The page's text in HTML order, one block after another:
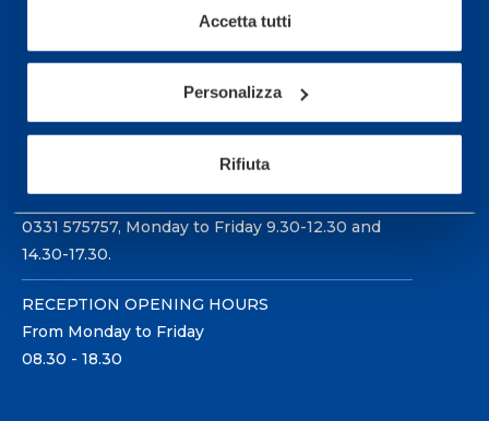
Accetta tutti
Personalizza
Rifiuta
Sport Service Mapei S.r.l. - Via Busto Fagnano 38,
To book a visit or for further information call +39
0331 575757, Monday to Friday 9.30-12.30 and
14.30-17.30.
RECEPTION OPENING HOURS
From Monday to Friday
08.30 - 18.30